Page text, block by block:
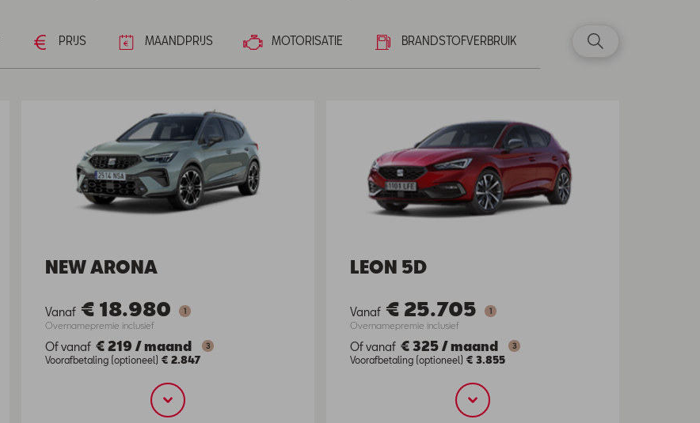
PRIJS MAANDPRIJS MOTORISATIE BRANDSTOFVERBRUIK
NEW ARONA
Vanaf € 18.980 1
Overnamepremie inclusief
Of vanaf € 219 /maand 3
Voorafbetaling (optioneel) € 2.847
LEON 5D
Vanaf € 25.705 1
Overnamepremie inclusief
Of vanaf € 325 /maand 3
Voorafbetaling (optioneel) € 3.855